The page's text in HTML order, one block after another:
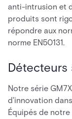
anti-intrusion et
produits sont
répondre aux
norme EN50131.
Détecteurs
Notre série
d'innovation dans
Équipés de